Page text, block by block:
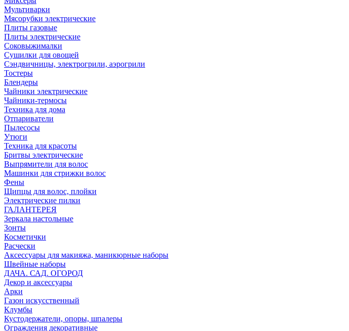
Мультиварки
Мясорубки электрические
Плиты газовые
Плиты электрические
Соковыжималки
Сушилки для овощей
Сэндвичницы, электрогрили, аэрогрили
Тостеры
Блендеры
Чайники электрические
Чайники-термосы
Техника для дома
Отпариватели
Пылесосы
Утюги
Техника для красоты
Бритвы электрические
Выпрямители для волос
Машинки для стрижки волос
Фены
Щипцы для волос, плойки
Электрические пилки
ГАЛАНТЕРЕЯ
Зеркала настольные
Зонты
Косметички
Расчески
Аксессуары для макияжа, маникюрные наборы
Швейные наборы
ДАЧА. САД. ОГОРОД
Декор и аксессуары
Арки
Газон искусственный
Клумбы
Кустодержатели, опоры, шпалеры
Ограждения декоративные